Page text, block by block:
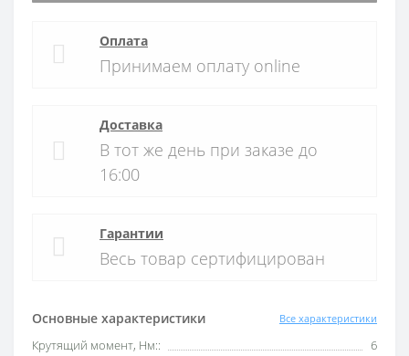
Основные характеристики Все характеристики
Крутящий момент, Нм::
6
Оплата
Принимаем оплату online
Доставка
В тот же день при заказе до
16:00
Гарантии
Весь товар сертифицирован